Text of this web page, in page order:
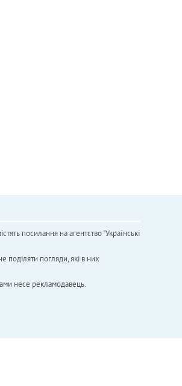
посилання на агентство "Українськi
поділяти погляди, які в них
несе рекламодавець.